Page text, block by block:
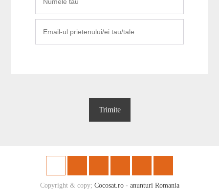
Copyright & copy; Cocosat.ro - anunturi Romania